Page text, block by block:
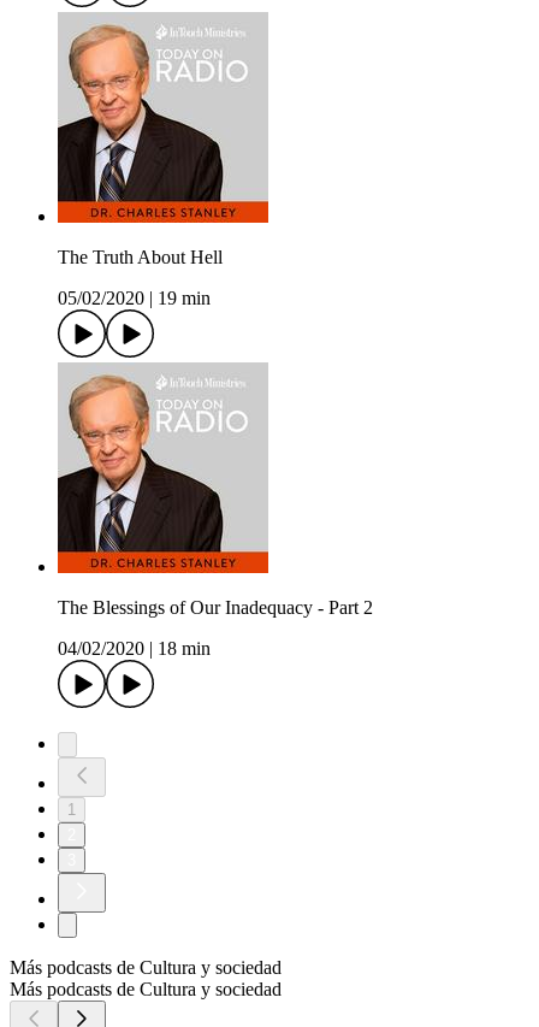
The Truth About Hell
05/02/2020
19 min
The Blessings of Our Inadequacy - Part 2
04/02/2020
18 min
1
Más podcasts de Cultura y sociedad
Más podcasts de Cultura y sociedad